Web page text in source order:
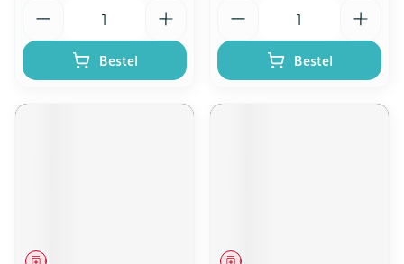
Bestel Bestel
Geneesmiddel Geneesmiddel